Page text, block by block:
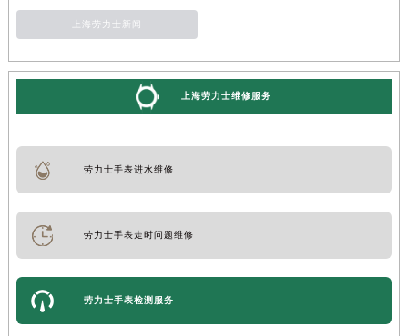
上海劳力士新闻
上海劳力士维修服务
劳力士手表进水维修
劳力士手表走时问题维修
劳力士手表检测服务